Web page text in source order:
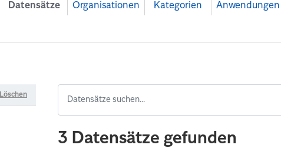
Datensätze Organisationen Kategorien Anwendungen
Löschen
3 Datensätze gefunden